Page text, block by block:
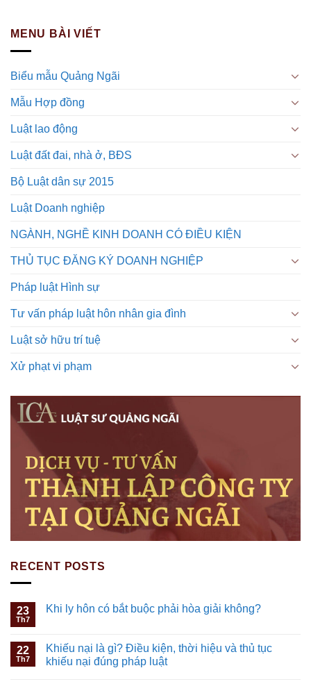
MENU BÀI VIẾT
Biểu mẫu Quảng Ngãi
Mẫu Hợp đồng
Luật lao động
Luật đất đai, nhà ở, BĐS
Bộ Luật dân sự 2015
Luật Doanh nghiệp
NGÀNH, NGHỀ KINH DOANH CÓ ĐIỀU KIỆN
THỦ TỤC ĐĂNG KÝ DOANH NGHIỆP
Pháp luật Hình sự
Tư vấn pháp luật hôn nhân gia đình
Luật sở hữu trí tuệ
Xử phạt vi phạm
RECENT POSTS
23
Th7
Khi ly hôn có bắt buộc phải hòa giải không?
22
Th7
Khiếu nại là gì? Điều kiện, thời hiệu và thủ tục
khiếu nại đúng pháp luật